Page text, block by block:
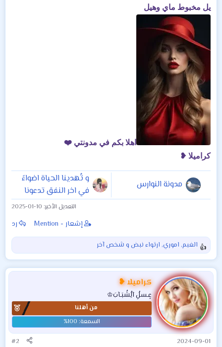
يل مخبوط ماي وهيل
اهلا بكم في مدونتي ❤️
كراميلا ❥
مدونة النوارس
و تُهدينا الحياة اضواءً
في اخر النفق تدعونا
كي ننسي ألماً
التعديل الأخير: 2025-01-10
إشعار - Mention رد
ا
ل
ت
ف
ا
ع
ل
ا
ت
:
الغيم, اموري, ارتواء نبض و شخص آخر
كراميلا ❥
عٍـسلُِ آلُِشُبَـآبَ♔
من أهلنا
2024-09-01
#2